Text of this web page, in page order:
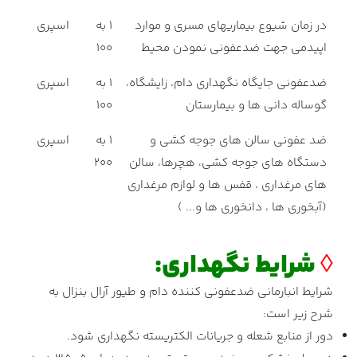
در زمان شیوع بیماریهای مسری و موارد
اپیدمی جهت ضدعفونی نمودن محیط
1 به
100
اسپری
ضدعفونی جایگاه نگهداری دام، زایشگاه،
گوساله دانی ها و بیمارستان
1 به
100
اسپری
ضد عفونی سالن های جوجه کشی و
دستگاه های جوجه کشی، هچرها، سالن
های مرغداری ، قفس ها و لوازم مرغداری
(آبخوری ها ، دانخوری ها و... )
1 به
200
اسپری
◊شرایط نگهداری:
شرایط انبارمانی ضدعفونی کننده دام و طیور آرال بنزال به
شرح زیر است:
دور از منابع شعله و جریانات الکتریسته نگهداری شود.